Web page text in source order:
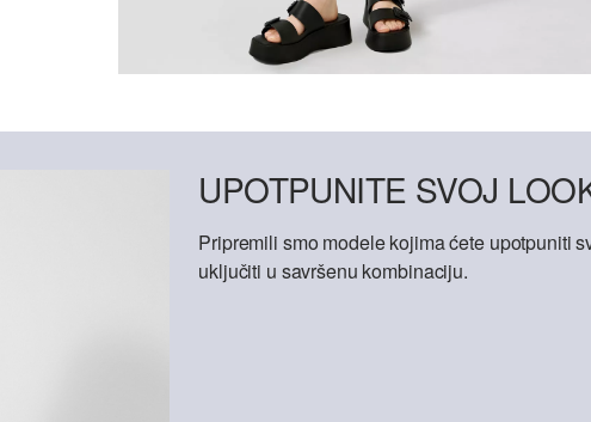
UPOTPUNITE SVOJ
Pripremili smo modele kojima ćete upotpuniti
uključiti u savršenu kombinaciju.